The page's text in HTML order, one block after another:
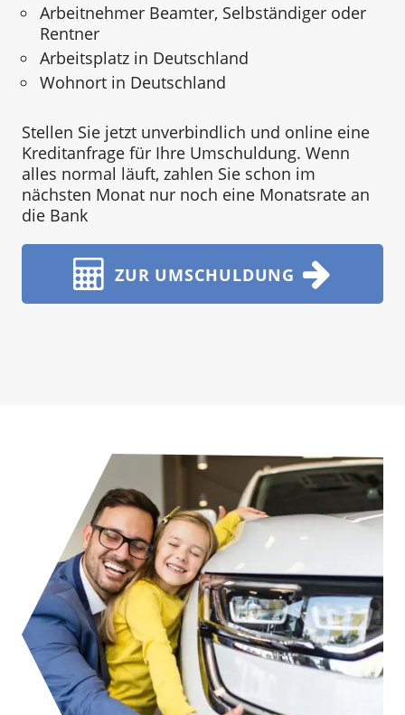
Arbeitnehmer Beamter, Selbständiger oder
Rentner
Arbeitsplatz in Deutschland
Wohnort in Deutschland
Stellen Sie jetzt unverbindlich und online eine
Kreditanfrage für Ihre Umschuldung. Wenn
alles normal läuft, zahlen Sie schon im
nächsten Monat nur noch eine Monatsrate an
die Bank
ZUR UMSCHULDUNG